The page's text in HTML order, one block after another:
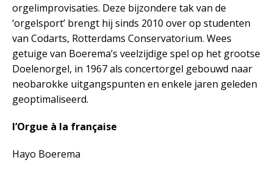
orgelimprovisaties. Deze bijzondere tak van de
‘orgelsport’ brengt hij sinds 2010 over op studenten
van Codarts, Rotterdams Conservatorium. Wees
getuige van Boerema’s veelzijdige spel op het grootse
Doelenorgel, in 1967 als concertorgel gebouwd naar
neobarokke uitgangspunten en enkele jaren geleden
geoptimaliseerd.
l’Orgue à la française
Hayo Boerema